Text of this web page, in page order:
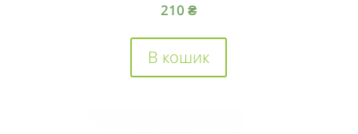
210₴
В кошик